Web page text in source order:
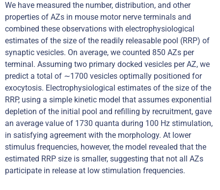
We have measured the number, distribution, and other
properties of AZs in mouse motor nerve terminals and
combined these observations with electrophysiological
estimates of the size of the readily releasable pool (RRP) of
synaptic vesicles. On average, we counted 850 AZs per
terminal. Assuming two primary docked vesicles per AZ, we
predict a total of ∼1700 vesicles optimally positioned for
exocytosis. Electrophysiological estimates of the size of the
RRP, using a simple kinetic model that assumes exponential
depletion of the initial pool and refilling by recruitment, gave
an average value of 1730 quanta during 100 Hz stimulation,
in satisfying agreement with the morphology. At lower
stimulus frequencies, however, the model revealed that the
estimated RRP size is smaller, suggesting that not all AZs
participate in release at low stimulation frequencies.